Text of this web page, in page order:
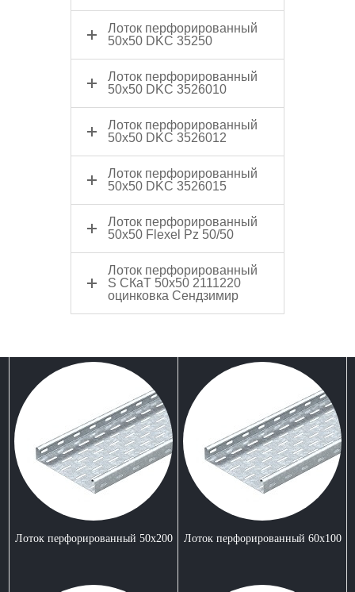
Лоток перфорированный
50x50 DKC 35250
Лоток перфорированный
50x50 DKC 3526010
Лоток перфорированный
50x50 DKC 3526012
Лоток перфорированный
50x50 DKC 3526015
Лоток перфорированный
50x50 Flexel Pz 50/50
Лоток перфорированный
S СКаТ 50х50 2111220
оцинковка Сендзимир
Лоток перфорированный 50x200 Лоток перфорированный 60x100